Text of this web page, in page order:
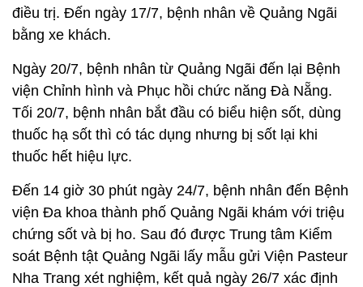
điều trị. Đến ngày 17/7, bệnh nhân về Quảng Ngãi
bằng xe khách.
Ngày 20/7, bệnh nhân từ Quảng Ngãi đến lại Bệnh
viện Chỉnh hình và Phục hồi chức năng Đà Nẵng.
Tối 20/7, bệnh nhân bắt đầu có biểu hiện sốt, dùng
thuốc hạ sốt thì có tác dụng nhưng bị sốt lại khi
thuốc hết hiệu lực.
Đến 14 giờ 30 phút ngày 24/7, bệnh nhân đến Bệnh
viện Đa khoa thành phố Quảng Ngãi khám với triệu
chứng sốt và bị ho. Sau đó được Trung tâm Kiểm
soát Bệnh tật Quảng Ngãi lấy mẫu gửi Viện Pasteur
Nha Trang xét nghiệm, kết quả ngày 26/7 xác định